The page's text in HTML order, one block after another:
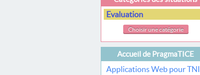
Evaluation
Choisir une catégorie
Accueil de PragmaTICE
Applications Web pour TNI